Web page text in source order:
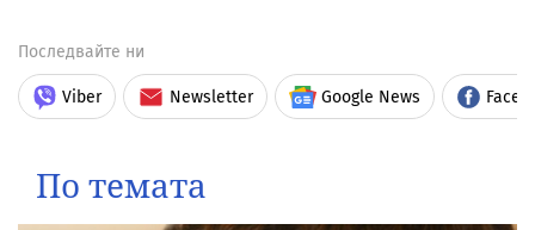
Последвайте ни
Viber Newsletter Google News
По темата